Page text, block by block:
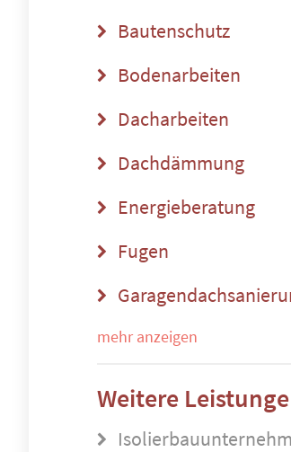
Bautenschutz
Bodenarbeiten
Dacharbeiten
Dachdämmung
Energieberatung
Fugen
mehr anzeigen
Weitere